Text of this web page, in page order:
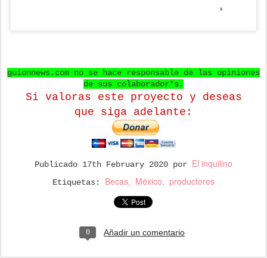
guionnews.com no se hace responsable de las opiniones
de sus colaborador*s.
Si valoras este proyecto y deseas
que siga adelante:
Publicado 17th February 2020 por El inquilino
Etiquetas: Becas México productores
0 Añadir un comentario